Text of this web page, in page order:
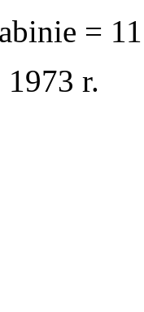
=
r.